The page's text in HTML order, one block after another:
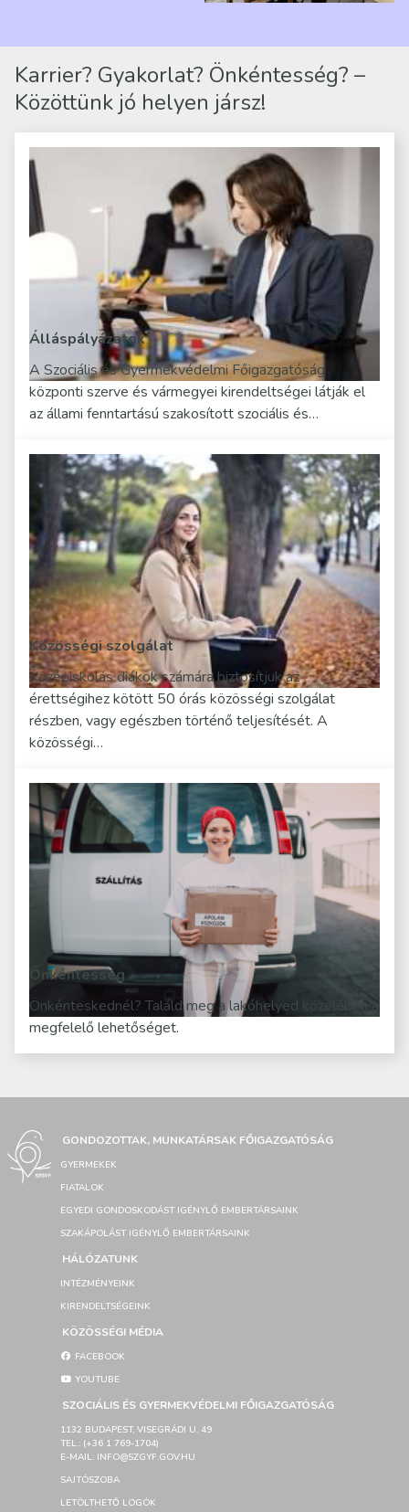
Karrier? Gyakorlat? Önkéntesség? –
Közöttünk jó helyen jársz!
Álláspályázatok
A Szociális és Gyermekvédelmi Főigazgatóság
központi szerve és vármegyei kirendeltségei látják el
az állami fenntartású szakosított szociális és…
Közösségi szolgálat
Középiskolás diákok számára biztosítjuk az
érettségihez kötött 50 órás közösségi szolgálat
részben, vagy egészben történő teljesítését. A
közösségi…
Önkéntesség
Önkénteskednél? Találd meg a lakóhelyed közelében a
megfelelő lehetőséget.
GONDOZOTTAK, MUNKATÁRSAK FŐIGAZGATÓSÁG
GYERMEKEK
FIATALOK
EGYEDI GONDOSKODÁST IGÉNYLŐ EMBERTÁRSAINK
SZAKÁPOLÁST IGÉNYLŐ EMBERTÁRSAINK
HÁLÓZATUNK
INTÉZMÉNYEINK
KIRENDELTSÉGEINK
KÖZÖSSÉGI MÉDIA
FACEBOOK
YOUTUBE
SZOCIÁLIS ÉS GYERMEKVÉDELMI FŐIGAZGATÓSÁG
1132 BUDAPEST, VISEGRÁDI U. 49
TEL.: (+36 1 769-1704)
E-MAIL: INFO@SZGYF.GOV.HU
SAJTÓSZOBA
LETÖLTHETŐ LOGÓK